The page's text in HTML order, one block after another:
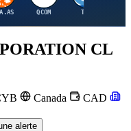
QCOM TTE
CL
Canada
CAD
alerte